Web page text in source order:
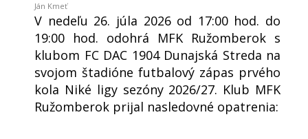
Ján Kmeť
V nedeľu 26. júla 2026 od 17:00 hod. do
19:00 hod. odohrá MFK Ružomberok s
klubom FC DAC 1904 Dunajská Streda na
svojom štadióne futbalový zápas prvého
kola Niké ligy sezóny 2026/27. Klub MFK
Ružomberok prijal nasledovné opatrenia: